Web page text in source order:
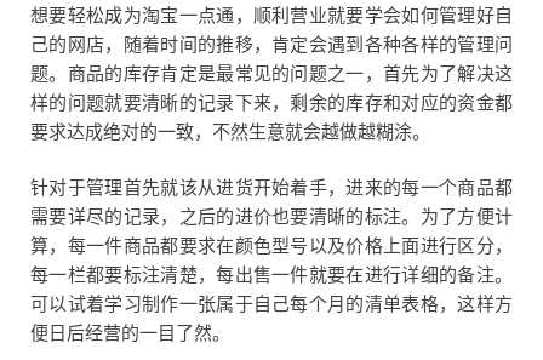
想要轻松成为淘宝一点通，顺利营业就要学会如何管理好自
己的网店，随着时间的推移，肯定会遇到各种各样的管理问
题。商品的库存肯定是最常见的问题之一，首先为了解决这
样的问题就要清晰的记录下来，剩余的库存和对应的资金都
要求达成绝对的一致，不然生意就会越做越糊涂。
针对于管理首先就该从进货开始着手，进来的每一个商品都
需要详尽的记录，之后的进价也要清晰的标注。为了方便计
算，每一件商品都要求在颜色型号以及价格上面进行区分，
每一栏都要标注清楚，每出售一件就要在进行详细的备注。
可以试着学习制作一张属于自己每个月的清单表格，这样方
便日后经营的一目了然。